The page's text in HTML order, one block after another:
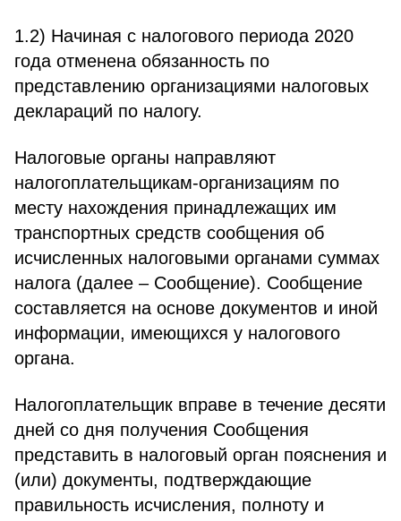
1.2) Начиная с налогового периода 2020
года отменена обязанность по
представлению организациями налоговых
деклараций по налогу.
Налоговые органы направляют
налогоплательщикам-организациям по
месту нахождения принадлежащих им
транспортных средств сообщения об
исчисленных налоговыми органами суммах
налога (далее – Сообщение). Сообщение
составляется на основе документов и иной
информации, имеющихся у налогового
органа.
Налогоплательщик вправе в течение десяти
дней со дня получения Сообщения
представить в налоговый орган пояснения и
(или) документы, подтверждающие
правильность исчисления, полноту и